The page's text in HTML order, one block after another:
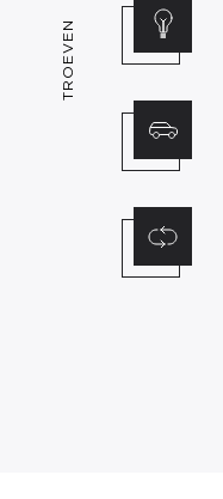
TROEVEN